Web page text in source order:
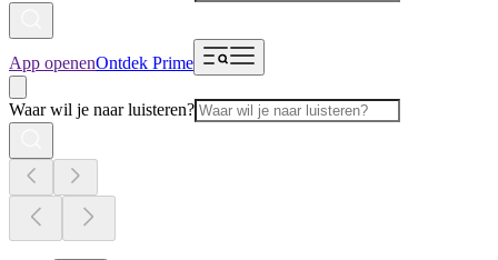
App openenOntdek Prime
Waar wil je naar luisteren?